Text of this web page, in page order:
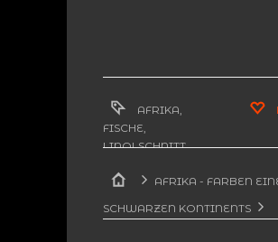
AFRIKA
FISCHE
LINOLSCHNITT,
AFRIKA - FARBEN
SCHWARZEN KONTINENTS